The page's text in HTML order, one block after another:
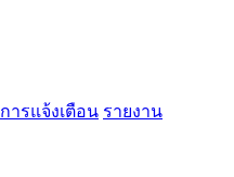
การแจ้งเตือน รายงาน